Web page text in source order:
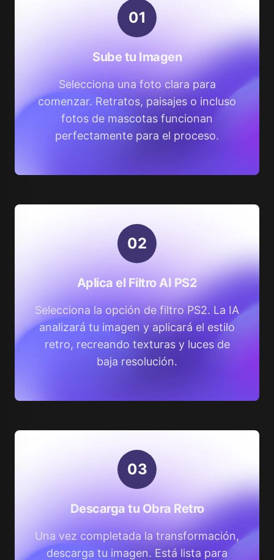
01
Sube tu Imagen
Selecciona una foto clara para
comenzar. Retratos, paisajes o incluso
fotos de mascotas funcionan
perfectamente para el proceso.
02
Aplica el Filtro AI PS2
Selecciona la opción de filtro PS2. La IA
analizará tu imagen y aplicará el estilo
retro, recreando texturas y luces de
baja resolución.
03
Descarga tu Obra Retro
Una vez completada la transformación,
descarga tu imagen. Está lista para